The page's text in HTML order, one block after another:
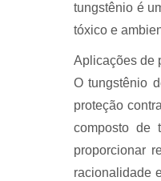
tungstênio é
tóxico e
Aplicações de
O tungstênio
proteção
composto de
proporcionar
racionalidade